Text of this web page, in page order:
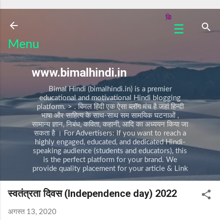
बिमल हिंदी में आपका स्वागत है |
क
वि
ता
/
बं
ध
A
☰
Menu
www.bimalhindi.in
Bimal Hindi (bimalhindi.in) is a premier
educational and motivational Hindi blogging
platform. > . बिमल हिंदी एक ऐसा ब्लॉग मंच है जहां हिन्दी
भाषा और साहित्य के साथ-साथ सम सामयिक घटनाओं ,
सामान्य ज्ञान, निबंध, कविता, कहानी, आदि का अध्ययन किया जा
सकता है । For Advertisers: If you want to reach a
highly engaged, educated, and dedicated Hindi-
speaking audience (students and educators), this
is the perfect platform for your brand. We
provide quality placement for your article & Link
स्वतंत्रता दिवस (Independence day) 2022
अगस्त 13, 2020